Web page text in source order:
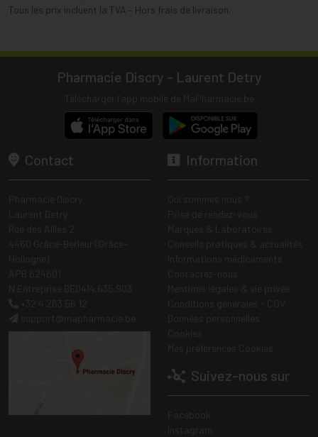
Tous les prix incluent la TVA – Hors frais de livraison.
Pharmacie Discry - Laurent Detry
Contact Information
Suivez-nous sur